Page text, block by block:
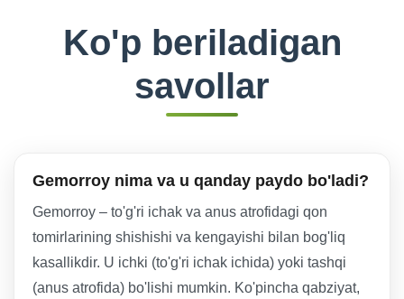
Ko'p beriladigan
savollar
Gemorroy nima va u qanday paydo bo'ladi?
Gemorroy – to'g'ri ichak va anus atrofidagi qon
tomirlarining shishishi va kengayishi bilan bog'liq
kasallikdir. U ichki (to'g'ri ichak ichida) yoki tashqi
(anus atrofida) bo'lishi mumkin. Ko'pincha qabziyat,